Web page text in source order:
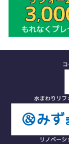
水まわりリフ
リノベーシ